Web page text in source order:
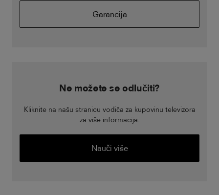
Garancija
Ne možete se odlučiti?
Kliknite na našu stranicu vodiča za kupovinu televizora
za više informacija.
Nauči više